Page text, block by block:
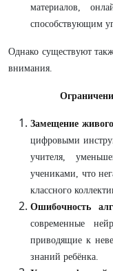
материалов,
способствующим
Однако существуют
внимания.
Замещение
цифровыми
учителя,
учениками, что
классного
Ошибочность
современные
приводящие к
знаний ребёнка.